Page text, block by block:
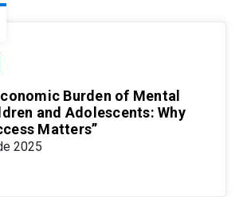
Burden of Mental
and Adolescents: Why
Matters”
2025